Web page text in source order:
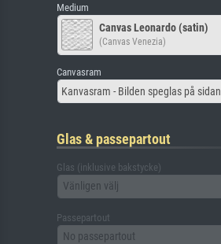
Medium
Canvas Leonardo (satin)
(Canvas Venezia)
Canvasram
Kanvasram - Bilden speglas på sidan
Glas & passepartout
Glas (inklusive bakstycke)
Vänligen välj
Passepartout
No passepartout